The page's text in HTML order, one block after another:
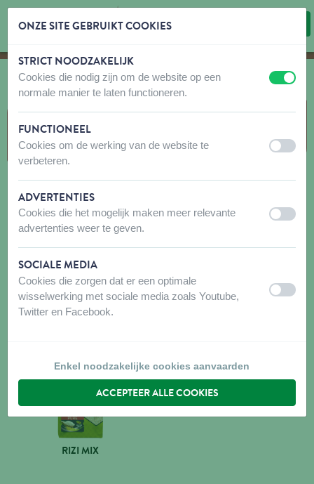
Inhoud overslaan
Taalkeuze overslaan
VOEDING
ALMO NATURE HOND DROOG ALMO NATURE HOND NAT
RIZI MIX
ONZE SITE GEBRUIKT COOKIES
STRICT NOODZAKELIJK
Cookies die nodig zijn om de website op een
normale manier te laten functioneren.
uit aan
FUNCTIONEEL
Cookies om de werking van de website te
verbeteren.
uit aan
ADVERTENTIES
Cookies die het mogelijk maken meer relevante
advertenties weer te geven.
uit aan
SOCIALE MEDIA
Cookies die zorgen dat er een optimale
wisselwerking met sociale media zoals Youtube,
Twitter en Facebook.
uit aan
Enkel noodzakelijke cookies aanvaarden
ACCEPTEER ALLE COOKIES